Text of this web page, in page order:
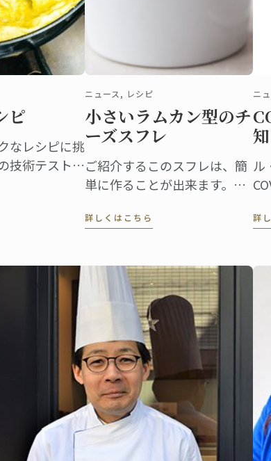
ピ
なレシピに挑
技術テストに
できるよう
ニュース, レシピ
小さいラムカン型のチ
ーズスフレ
ご紹介するこのスフレは、簡
単に作ることが出来ます。実
調理されているのか判断する
ンを用意してお友達を感動さ
せてみましょう。みなさんが
ご自宅でフランス伝統料理に
挑戦できるようル・コルド
ン・ブルーのマスターシェフ
がこのレシピを作成しまし
た。
詳しくはこちら
ニ
ル
に
詳